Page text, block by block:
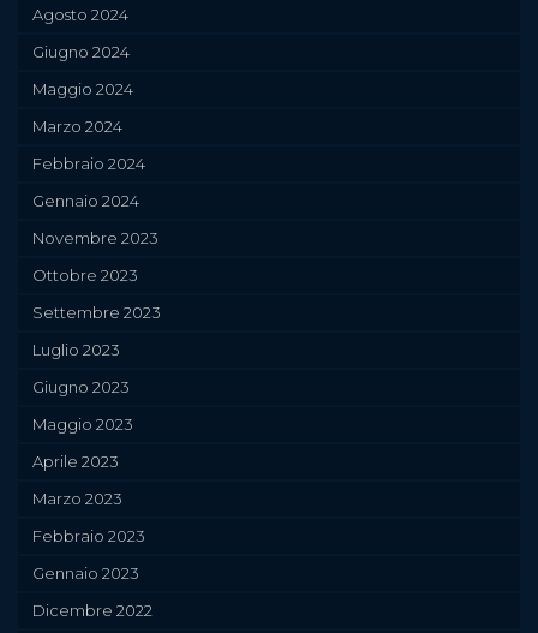
Agosto 2024
Giugno 2024
Maggio 2024
Marzo 2024
Febbraio 2024
Gennaio 2024
Novembre 2023
Ottobre 2023
Settembre 2023
Luglio 2023
Giugno 2023
Maggio 2023
Aprile 2023
Marzo 2023
Febbraio 2023
Gennaio 2023
Dicembre 2022